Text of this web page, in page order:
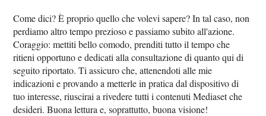
Come dici? È proprio quello che volevi sapere? In tal caso, non
perdiamo altro tempo prezioso e passiamo subito all'azione.
Coraggio: mettiti bello comodo, prenditi tutto il tempo che
ritieni opportuno e dedicati alla consultazione di quanto qui di
seguito riportato. Ti assicuro che, attenendoti alle mie
indicazioni e provando a metterle in pratica dal dispositivo di
tuo interesse, riuscirai a rivedere tutti i contenuti Mediaset che
desideri. Buona lettura e, soprattutto, buona visione!